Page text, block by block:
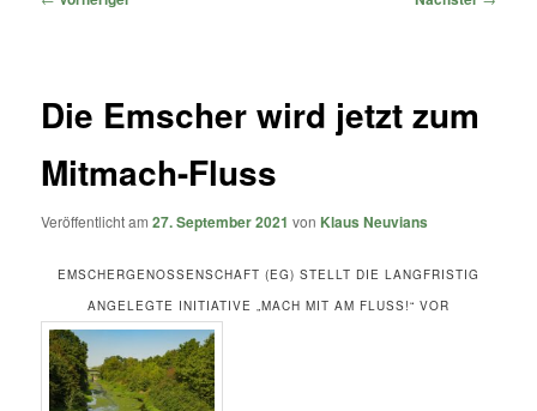
Die Emscher wird jetzt zum
Mitmach-Fluss
Veröffentlicht am27. September 2021 von Klaus Neuvians
EMSCHERGENOSSENSCHAFT (EG) STELLT DIE LANGFRISTIG
ANGELEGTE INITIATIVE „MACH MIT AM FLUSS!“ VOR